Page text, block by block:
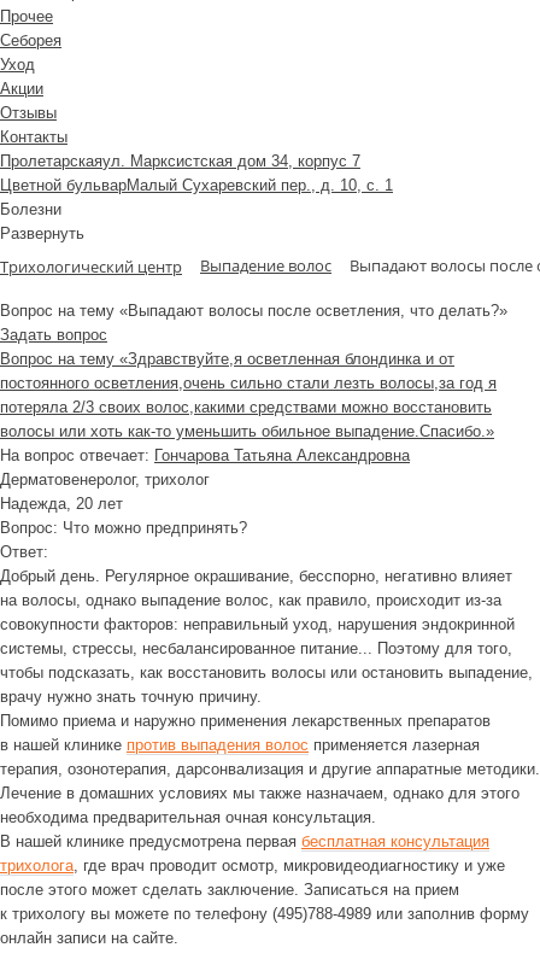
Прочее
Себорея
Уход
Акции
Отзывы
Контакты
Пролетарскаяул. Марксистская дом 34, корпус 7
Цветной бульварМалый Сухаревский пер., д. 10, с. 1
Болезни
Развернуть
Трихологический центр Выпадение волос Выпадают волосы после
Вопрос на тему «Выпадают волосы после осветления, что делать?»
Задать вопрос
Вопрос на тему «Здравствуйте,я осветленная блондинка и от
постоянного осветления,очень сильно стали лезть волосы,за год я
потеряла 2/3 своих волос,какими средствами можно восстановить
волосы или хоть как-то уменьшить обильное выпадение.Спасибо.»
На вопрос отвечает: Гончарова Татьяна Александровна
Дерматовенеролог, трихолог
Надежда, 20 лет
Вопрос: Что можно предпринять?
Ответ:
Добрый день. Регулярное окрашивание, бесспорно, негативно влияет
на волосы, однако выпадение волос, как правило, происходит из-за
совокупности факторов: неправильный уход, нарушения эндокринной
системы, стрессы, несбалансированное питание... Поэтому для того,
чтобы подсказать, как восстановить волосы или остановить выпадение,
врачу нужно знать точную причину.
Помимо приема и наружно применения лекарственных препаратов
в нашей клинике против выпадения волос применяется лазерная
терапия, озонотерапия, дарсонвализация и другие аппаратные методики.
Лечение в домашних условиях мы также назначаем, однако для этого
необходима предварительная очная консультация.
В нашей клинике предусмотрена первая бесплатная консультация
трихолога, где врач проводит осмотр, микровидеодиагностику и уже
после этого может сделать заключение. Записаться на прием
к трихологу вы можете по телефону (495)788-4989 или заполнив форму
онлайн записи на сайте.